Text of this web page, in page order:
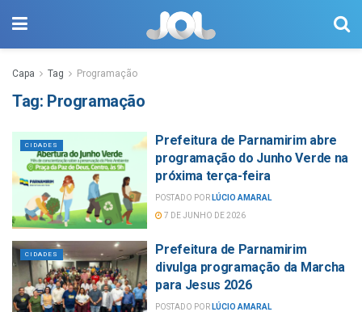
Capa Tag Programação
Tag: Programação
CIDADES
Prefeitura de Parnamirim abre
programação do Junho Verde na
próxima terça-feira
POSTADO POR LÚCIO AMARAL
7 DE JUNHO DE 2026
CIDADES
Prefeitura de Parnamirim
divulga programação da Marcha
para Jesus 2026
POSTADO POR LÚCIO AMARAL